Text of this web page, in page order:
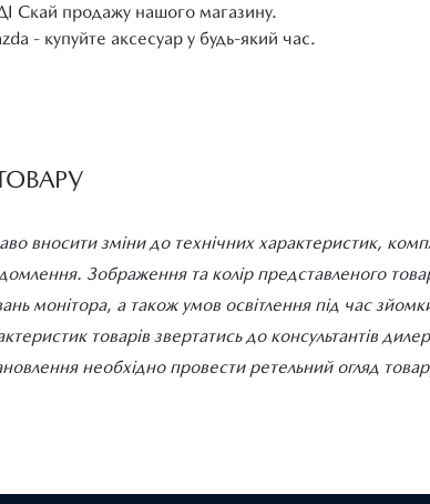
Скай продажу нашого магазину.
- купуйте аксесуар у будь-який час.
вносити зміни до технічних характеристик,
Зображення та колір представленого
монітора, а також умов освітлення під час
товарів звертатись до консультантів
необхідно провести ретельний огляд